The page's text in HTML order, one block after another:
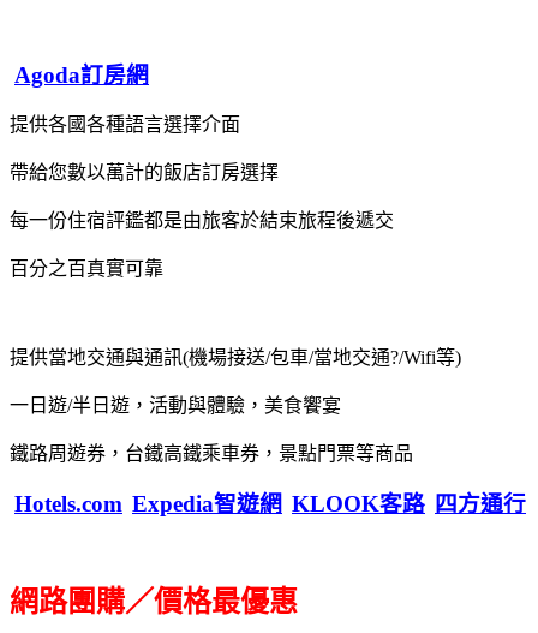
Agoda訂房網
提供各國各種語言選擇介面
帶給您數以萬計的飯店訂房選擇
每一份住宿評鑑都是由旅客於結束旅程後遞交
百分之百真實可靠
提供當地交通與通訊(機場接送/包車/當地交通?/Wifi等)
一日遊/半日遊，活動與體驗，美食饗宴
鐵路周遊券，台鐵高鐵乘車券，景點門票等商品
Hotels.com Expedia智遊網 KLOOK客路 四方通行
網路團購／價格最優惠